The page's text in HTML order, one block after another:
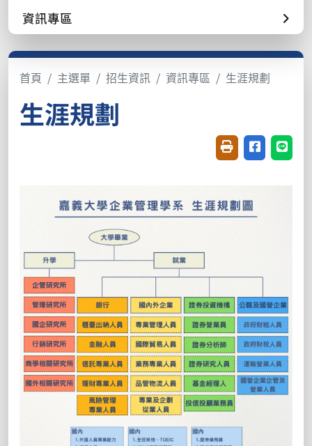
資訊專區
首頁 主選單 招生資訊 資訊專區 生涯規劃
生涯規劃
友善列印(開新視
分享至臉書
分享